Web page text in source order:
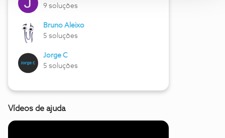
9 soluções
Bruno Aleixo
5 soluções
Jorge C
5 soluções
Vídeos de ajuda